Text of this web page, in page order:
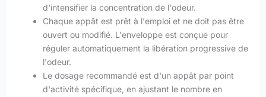
d'intensifier la concentration de l'odeur.
Chaque appât est prêt à l'emploi et ne doit pas être
ouvert ou modifié. L'enveloppe est conçue pour
réguler automatiquement la libération progressive de
l'odeur.
Le dosage recommandé est d'un appât par point
d'activité spécifique, en ajustant le nombre en